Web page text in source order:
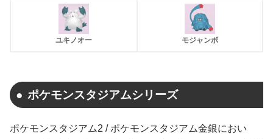
ユキノオー モジャンボ
ポケモンスタジアムシリーズ
ポケモンスタジアム2 / ポケモンスタジアム金銀におい